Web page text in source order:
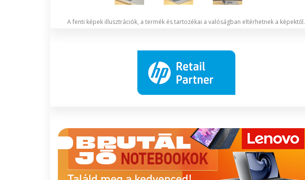
A fenti képek illusztrációk, a termék és tartozékai a valóságban eltérhetnek a képektől.